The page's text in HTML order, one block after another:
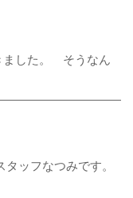
ました。 そうなん
ッフなつみです。